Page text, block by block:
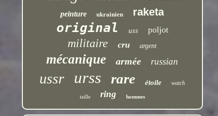
peinture ukrainien raketa
original uss poljot
militaire cru argent
mécanique armée russian
ussr urss rare étoile watch
taille ring hommes